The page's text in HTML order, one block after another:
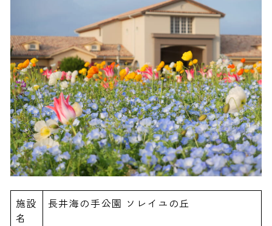
施設
名
長井海の手公園 ソレイユの丘